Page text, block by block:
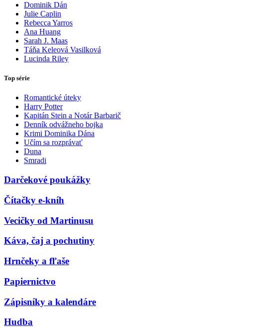
Dominik Dán
Julie Caplin
Rebecca Yarros
Ana Huang
Sarah J. Maas
Táňa Keleová Vasilková
Lucinda Riley
Top série
Romantické úteky
Harry Potter
Kapitán Stein a Notár Barbarič
Denník odvážneho bojka
Krimi Dominika Dána
Učím sa rozprávať
Duna
Smradi
Darčekové poukážky
Čítačky e-kníh
Vecičky od Martinusu
Káva, čaj a pochutiny
Hrnčeky a fľaše
Papiernictvo
Zápisníky a kalendáre
Hudba